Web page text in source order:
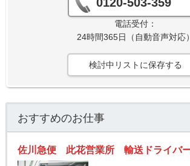
電話受付：
24時間365日（自動音声対応）
検討中リストに保存する
おすすめのお仕事